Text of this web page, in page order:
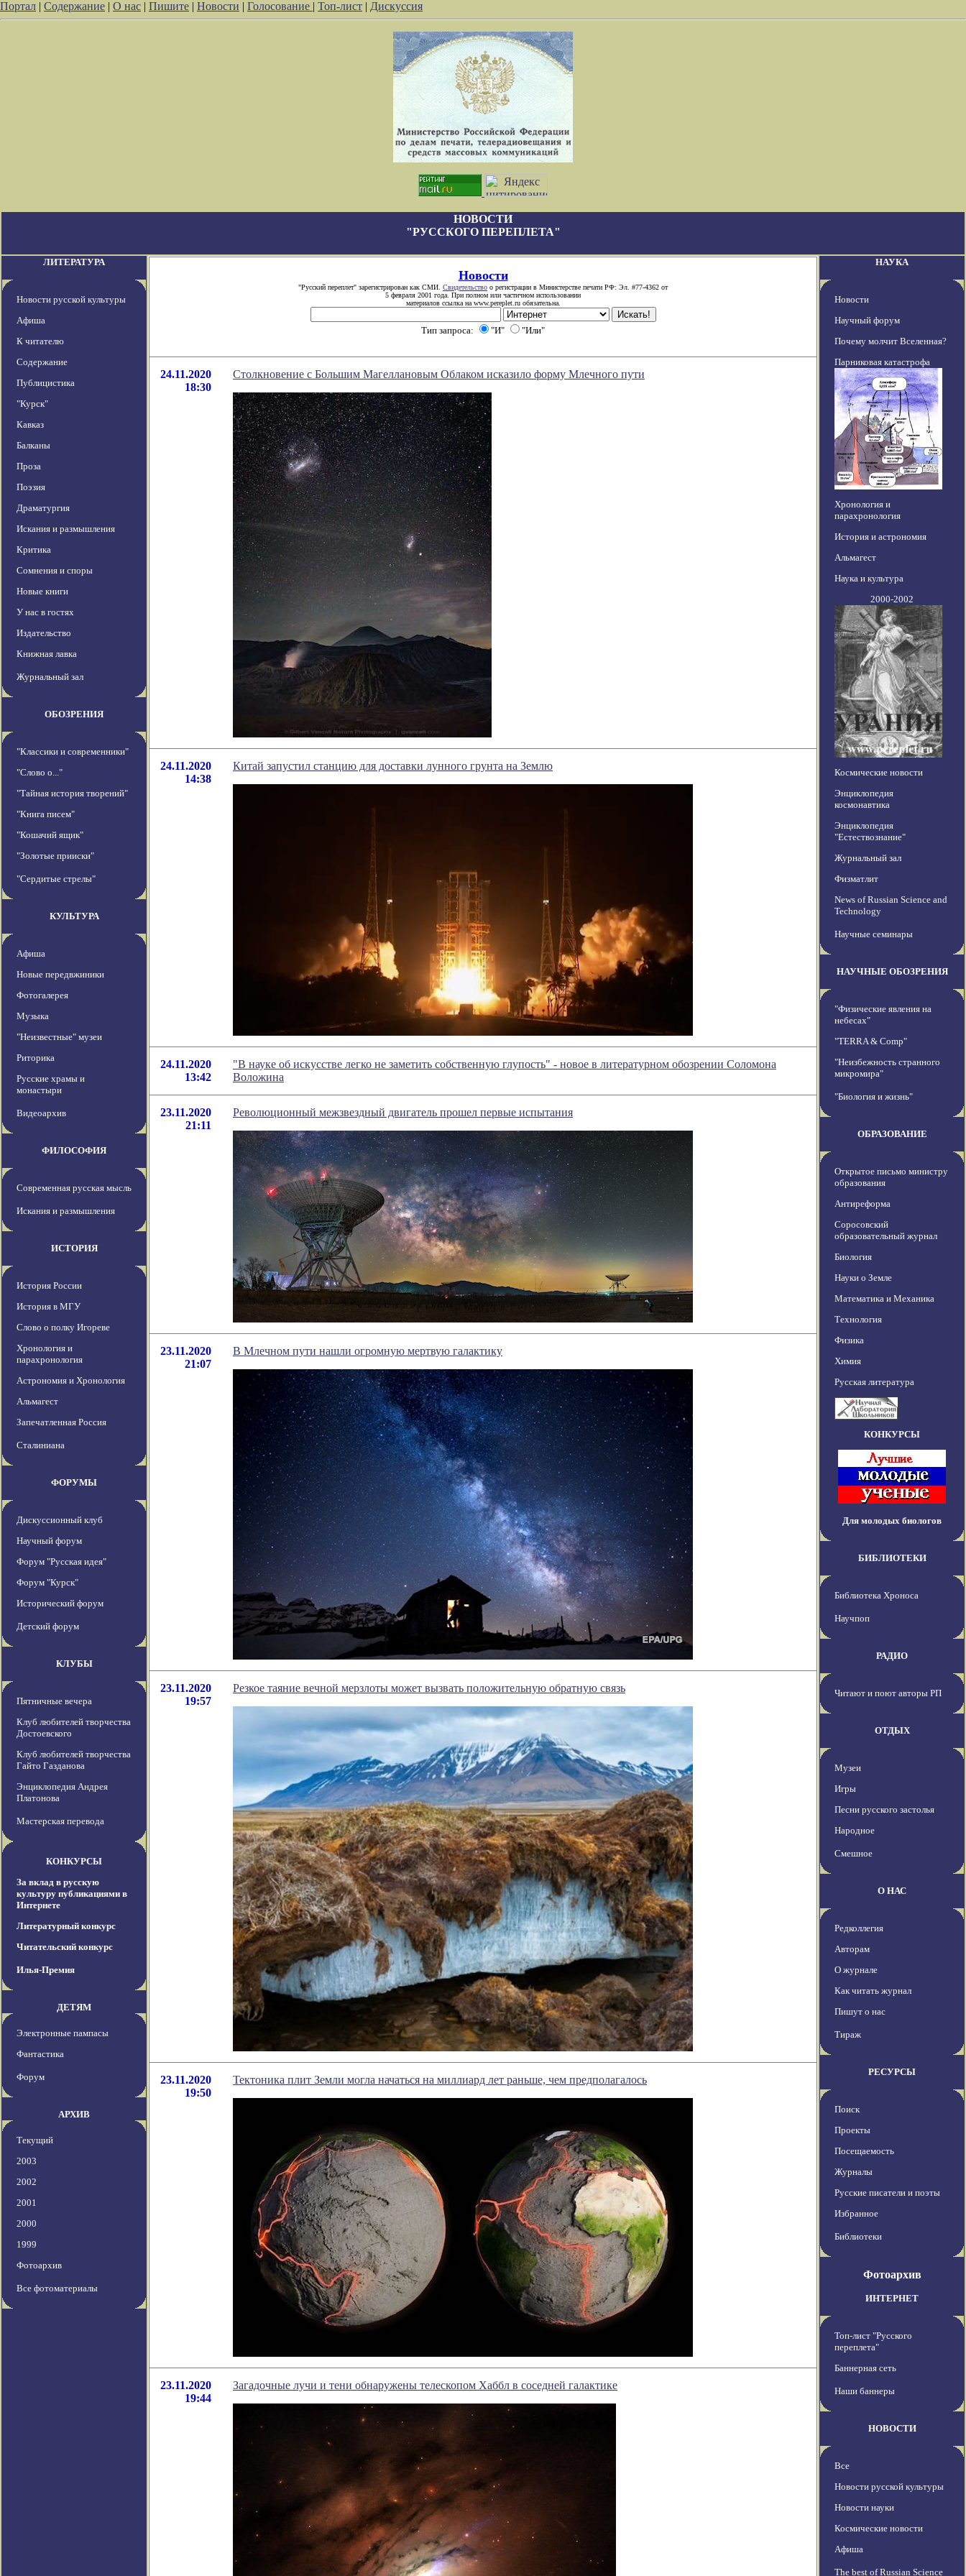
Портал | Содержание | О нас | Пишите | Новости | Голосование | Топ-лист | Дискуссия
НОВОСТИ
"РУССКОГО ПЕРЕПЛЕТА"
ЛИТЕРАТУРА
Новости русской культуры
Афиша
К читателю
Содержание
Публицистика
"Курск"
Кавказ
Балканы
Проза
Поэзия
Драматургия
Искания и размышления
Критика
Сомнения и споры
Новые книги
У нас в гостях
Издательство
Книжная лавка
Журнальный зал
ОБОЗРЕНИЯ
"Классики и современники"
"Слово о..."
"Тайная история творений"
"Книга писем"
"Кошачий ящик"
"Золотые прииски"
"Сердитые стрелы"
КУЛЬТУРА
Афиша
Новые передвжиники
Фотогалерея
Музыка
"Неизвестные" музеи
Риторика
Русские храмы и
монастыри
Видеоархив
ФИЛОСОФИЯ
Современная русская мысль
Искания и размышления
ИСТОРИЯ
История России
История в МГУ
Слово о полку Игореве
Хронология и
парахронология
Астрономия и Хронология
Альмагест
Запечатленная Россия
Сталиниана
ФОРУМЫ
Дискуссионный клуб
Научный форум
Форум "Русская идея"
Форум "Курск"
Исторический форум
Детский форум
КЛУБЫ
Пятничные вечера
Клуб любителей творчества
Достоевского
Клуб любителей творчества
Гайто Газданова
Энциклопедия Андрея
Платонова
Мастерская перевода
КОНКУРСЫ
За вклад в русскую
культуру публикациями в
Интернете
Литературный конкурс
Читательский конкурс
Илья-Премия
ДЕТЯМ
Электронные пампасы
Фантастика
Форум
АРХИВ
Текущий
2003
2002
2001
2000
1999
Фотоархив
Все фотоматериалы
Новости
"Русский переплет" зарегистрирован как СМИ. Свидетельство о регистрации в Министерстве печати РФ: Эл. #77-4362 от
5 февраля 2001 года. При полном или частичном использовании
материалов ссылка на www.pereplet.ru обязательна.
Тип запроса: "И" "Или"
24.11.2020
18:30
Столкновение с Большим Магеллановым Облаком исказило форму Млечного пути
24.11.2020
14:38
Китай запустил станцию для доставки лунного грунта на Землю
24.11.2020
13:42
"В науке об искусстве легко не заметить собственную глупость" - новое в литературном обозрении Соломона
Воложина
23.11.2020
21:11
Революционный межзвездный двигатель прошел первые испытания
23.11.2020
21:07
В Млечном пути нашли огромную мертвую галактику
23.11.2020
19:57
Резкое таяние вечной мерзлоты может вызвать положительную обратную связь
23.11.2020
19:50
Тектоника плит Земли могла начаться на миллиард лет раньше, чем предполагалось
23.11.2020
19:44
Загадочные лучи и тени обнаружены телескопом Хаббл в соседней галактике
НАУКА
Новости
Научный форум
Почему молчит Вселенная?
Парниковая катастрофа
Хронология и
парахронология
История и астрономия
Альмагест
Наука и культура
2000-2002
Космические новости
Энциклопедия
космонавтика
Энциклопедия
"Естествознание"
Журнальный зал
Физматлит
News of Russian Science and
Technology
Научные семинары
НАУЧНЫЕ ОБОЗРЕНИЯ
"Физические явления на
небесах"
"TERRA & Comp"
"Неизбежность странного
микромира"
"Биология и жизнь"
ОБРАЗОВАНИЕ
Открытое письмо министру
образования
Антиреформа
Соросовский
образовательный журнал
Биология
Науки о Земле
Математика и Механика
Технология
Физика
Химия
Русская литература
КОНКУРСЫ
Для молодых биологов
БИБЛИОТЕКИ
Библиотека Хроноса
Научпоп
РАДИО
Читают и поют авторы РП
ОТДЫХ
Музеи
Игры
Песни русского застолья
Народное
Смешное
О НАС
Редколлегия
Авторам
О журнале
Как читать журнал
Пишут о нас
Тираж
РЕСУРСЫ
Поиск
Проекты
Посещаемость
Журналы
Русские писатели и поэты
Избранное
Библиотеки
Фотоархив
ИНТЕРНЕТ
Топ-лист "Русского
переплета"
Баннерная сеть
Наши баннеры
НОВОСТИ
Все
Новости русской культуры
Новости науки
Космические новости
Афиша
The best of Russian Science